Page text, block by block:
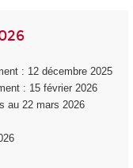
: 12 décembre 2025
: 15 février 2026
au 22 mars 2026